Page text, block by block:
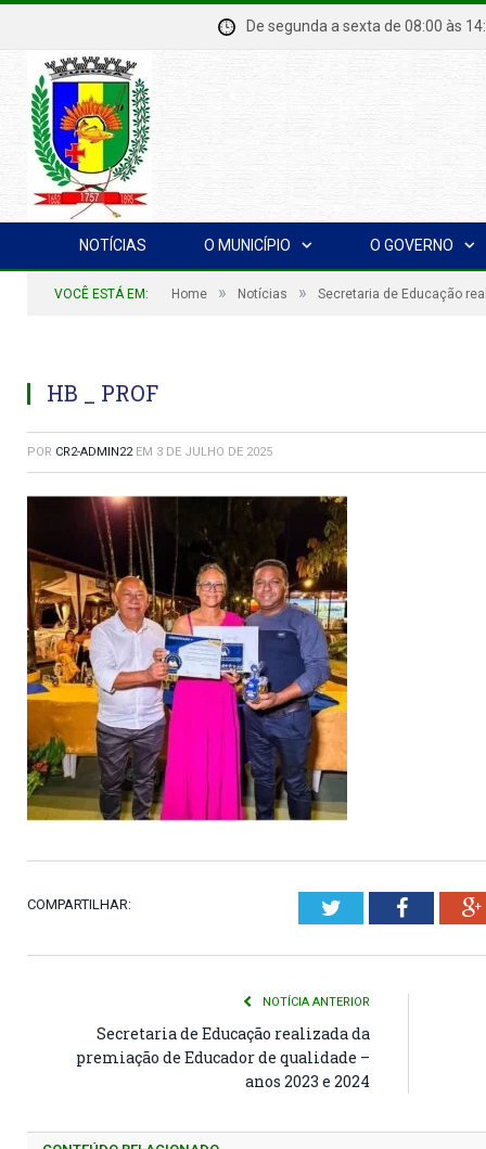
De segunda a sexta de 08:00
NOTÍCIAS O MUNICÍPIO O GOVERNO
VOCÊ ESTÁ EM: Home » Notícias » Secretaria de Educação
HB _ PROF
POR CR2-ADMIN22 EM 3 DE JULHO DE 2025
COMPARTILHAR: Twitter
NOTÍCIA ANTERIOR
Secretaria de Educação realizada da
premiação de Educador de qualidade –
anos 2023 e 2024